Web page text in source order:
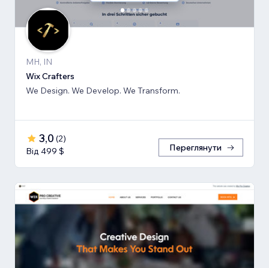
MH, IN
Wix Crafters
We Design. We Develop. We Transform.
3,0 (2)
Від 499 $
Переглянути